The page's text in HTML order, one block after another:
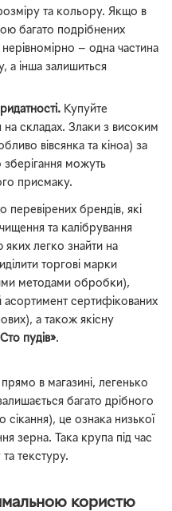
та кольору. Якщо в
багато подрібнених
— одна частина
а інша залишиться
Купуйте
складах. Злаки з високим
вівсянка та кіноа) за
можуть
присмаку.
брендів, які
та калібрування
яких легко знайти на
торгові марки
методами обробки),
сертифікованих
а також якісну
пудів».
в магазині, легенько
багато дрібного
це ознака низької
зерна. Така крупа під час
текстуру.
користю